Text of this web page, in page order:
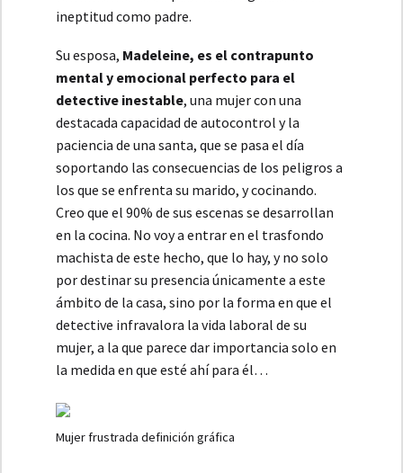
ineptitud como padre.
Su esposa, Madeleine, es el contrapunto
mental y emocional perfecto para el
detective inestable, una mujer con una
destacada capacidad de autocontrol y la
paciencia de una santa, que se pasa el día
soportando las consecuencias de los peligros a
los que se enfrenta su marido, y cocinando.
Creo que el 90% de sus escenas se desarrollan
en la cocina. No voy a entrar en el trasfondo
machista de este hecho, que lo hay, y no solo
por destinar su presencia únicamente a este
ámbito de la casa, sino por la forma en que el
detective infravalora la vida laboral de su
mujer, a la que parece dar importancia solo en
la medida en que esté ahí para él…
Mujer frustrada definición gráfica